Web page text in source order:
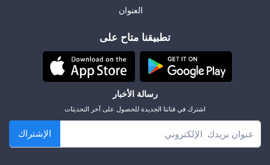
العنوان
تطبيقنا متاح على
رسالة الأخبار
اشترك في قناتنا الجديدة للحصول على آخر التحديثات
الإشتراك